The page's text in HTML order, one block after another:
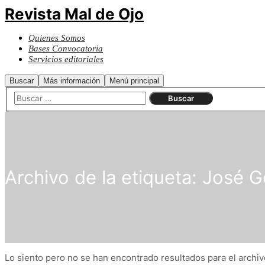
Revista Mal de Ojo
Quienes Somos
Bases Convocatoria
Servicios editoriales
Buscar Más información Menú principal
Archivo de la etiqueta: José
Lo siento pero no se han encontrado resultados para el